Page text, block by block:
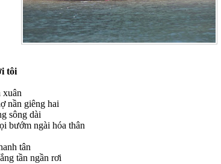
tôi
xuân
nần giêng hai
sông dài
bướm ngài hóa thân
tân
tần ngần rơi